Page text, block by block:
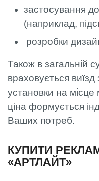
застосування
(наприклад,
розробки
Також в загальній
враховується виїзд
установки на
ціна формується
Ваших потреб.
КУПИТИ
«АРТЛАЙТ»